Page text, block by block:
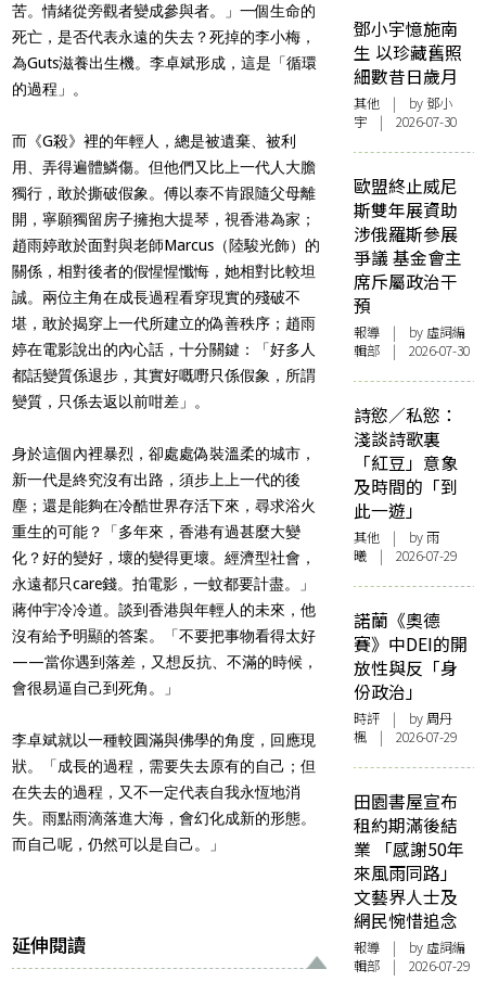
苦。情緒從旁觀者變成參與者。」一個生命的
死亡，是否代表永遠的失去？死掉的李小梅，
為Guts滋養出生機。李卓斌形成，這是「循環
的過程」。
而《G殺》裡的年輕人，總是被遺棄、被利
用、弄得遍體鱗傷。但他們又比上一代人大膽
獨行，敢於撕破假象。傅以泰不肯跟隨父母離
開，寧願獨留房子擁抱大提琴，視香港為家；
趙雨婷敢於面對與老師Marcus（陸駿光飾）的
關係，相對後者的假惺惺懺悔，她相對比較坦
誠。兩位主角在成長過程看穿現實的殘破不
堪，敢於揭穿上一代所建立的偽善秩序；趙雨
婷在電影說出的內心話，十分關鍵：
「好多人
都話變質係退步，其實好嘅嘢只係假象，所謂
變質，只係去返以前咁差」。
身於這個內裡暴烈，卻處處偽裝溫柔的城市，
新一代是終究沒有出路，須步上上一代的後
塵；還是能夠在冷酷世界存活下來，尋求浴火
重生的可能？「多年來，香港有過甚麼大變
化？好的變好，壞的變得更壞。經濟型社會，
永遠都只care錢。拍電影，一蚊都要計盡。」
蔣仲宇冷冷道。談到香港與年輕人的未來，他
沒有給予明顯的答案。「不要把事物看得太好
——當你遇到落差，又想反抗、不滿的時候，
會很易逼自己到死角。」
李卓斌就以一種較圓滿與佛學的角度，回應現
狀。「成長的過程，需要失去原有的自己；但
在失去的過程，又不一定代表自我永恆地消
失。雨點雨滴落進大海，會幻化成新的形態。
而自己呢，仍然可以是自己。」
延伸閱讀
鄧小宇憶施南
生 以珍藏舊照
細數昔日歲月
其他 | by 鄧小
宇 | 2026-07-30
歐盟終止威尼
斯雙年展資助
涉俄羅斯參展
爭議 基金會主
席斥屬政治干
預
報導 | by 虛詞編
輯部 | 2026-07-30
詩慾／私慾：
淺談詩歌裏
「紅豆」意象
及時間的「到
此一遊」
其他 | by 雨
曦 | 2026-07-29
諾蘭《奧德
賽》中DEI的開
放性與反「身
份政治」
時評 | by周丹
楓 | 2026-07-29
田園書屋宣布
租約期滿後結
業 「感謝50年
來風雨同路」
文藝界人士及
網民惋惜追念
報導 | by 虛詞編
輯部 | 2026-07-29